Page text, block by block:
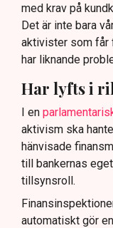
med krav på
Det är inte bara
aktivister som får
har liknande
Har lyfts i
I en
aktivism ska
hänvisade
till bankernas
tillsynsroll.
automatiskt gör